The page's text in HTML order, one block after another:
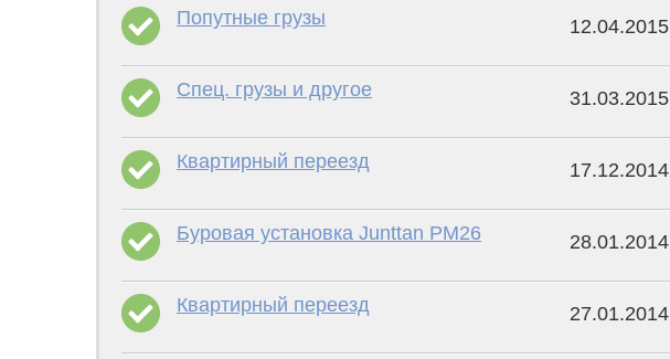
Попутные грузы 12.04.2015
Спец. грузы и другое 31.03.2015
Квартирный переезд 17.12.2014
Буровая установка Junttan PM26 28.01.2014
Квартирный переезд 27.01.2014